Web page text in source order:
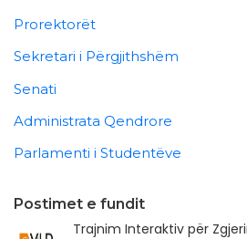
Prorektorët
Sekretari i Përgjithshëm
Senati
Administrata Qendrore
Parlamenti i Studentëve
Postimet e fundit
Trajnim Interaktiv për